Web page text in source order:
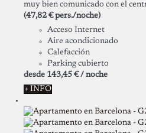
muy bien comunicado con el
(47,82 € pers./noche)
Acceso Internet
Aire acondicionado
Calefacción
Parking cubierto
desde 143,45 € / noche
+ INFO